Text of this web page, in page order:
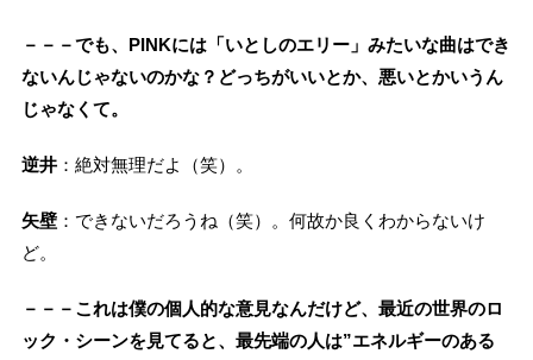
－－－でも、PINKには「いとしのエリー」みたいな曲はでき
ないんじゃないのかな？どっちがいいとか、悪いとかいうん
じゃなくて。
逆井 ：絶対無理だよ（笑）。
矢壁 ：できないだろうね（笑）。何故か良くわからないけ
ど。
－－－これは僕の個人的な意見なんだけど、最近の世界のロ
ック・シーンを見てると、最先端の人は”エネルギーのある